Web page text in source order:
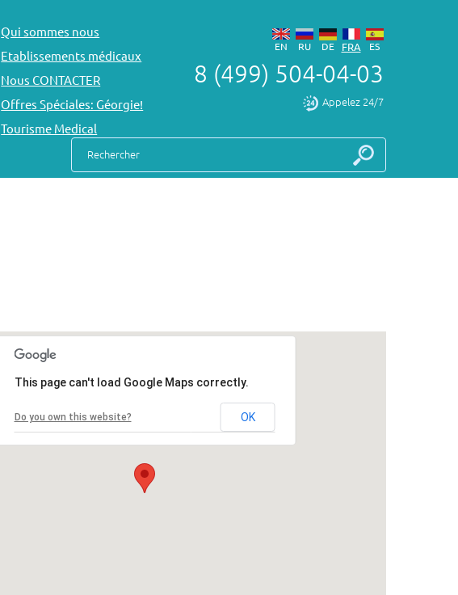
Qui sommes nous
Etablissements médicaux
Nous CONTACTER
Offres Spéciales: Géorgie!
Tourisme Medical
EN RU DE FRA ES
8 (499) 504-04-03
Appelez 24/7
Rechercher
This page can't load Google Maps correctly.
Do you own this website? OK